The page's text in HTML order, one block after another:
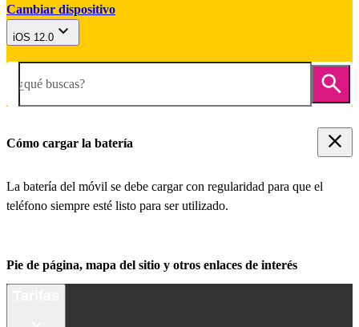
Cambiar dispositivo
iOS 12.0
¿qué buscas?
Cómo cargar la batería
La batería del móvil se debe cargar con regularidad para que el
teléfono siempre esté listo para ser utilizado.
Pie de página, mapa del sitio y otros enlaces de interés